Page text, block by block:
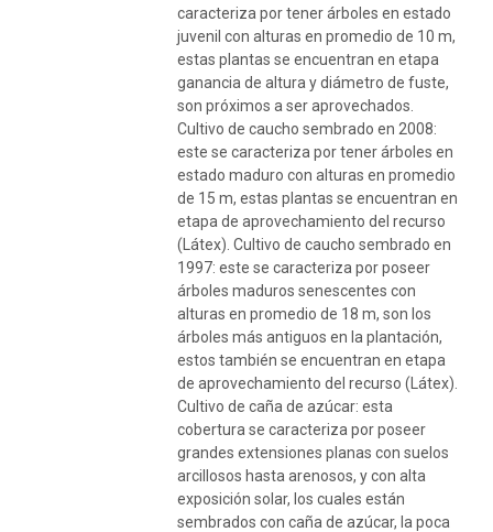
caracteriza por tener árboles en estado
juvenil con alturas en promedio de 10 m,
estas plantas se encuentran en etapa
ganancia de altura y diámetro de fuste,
son próximos a ser aprovechados.
Cultivo de caucho sembrado en 2008:
este se caracteriza por tener árboles en
estado maduro con alturas en promedio
de 15 m, estas plantas se encuentran en
etapa de aprovechamiento del recurso
(Látex). Cultivo de caucho sembrado en
1997: este se caracteriza por poseer
árboles maduros senescentes con
alturas en promedio de 18 m, son los
árboles más antiguos en la plantación,
estos también se encuentran en etapa
de aprovechamiento del recurso (Látex).
Cultivo de caña de azúcar: esta
cobertura se caracteriza por poseer
grandes extensiones planas con suelos
arcillosos hasta arenosos, y con alta
exposición solar, los cuales están
sembrados con caña de azúcar, la poca